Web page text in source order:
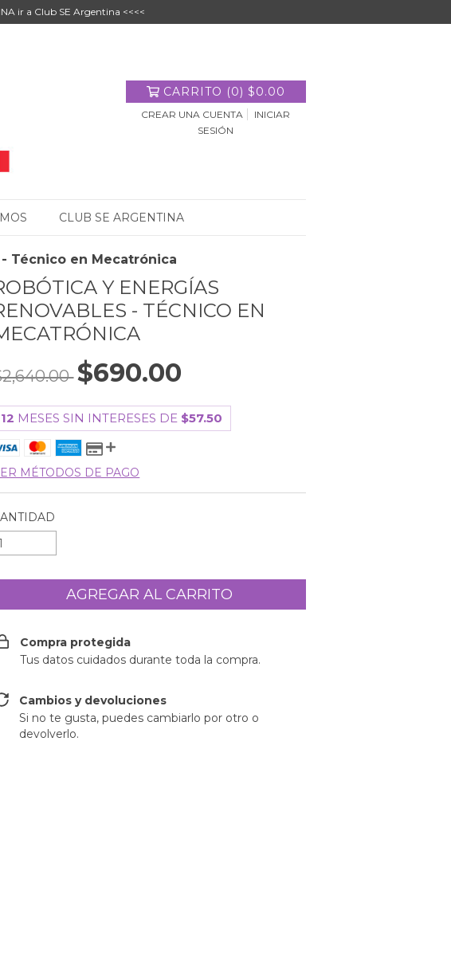
ir a Club SE Argentina <<<<
CARRITO (0) $0.00
CREAR UNA CUENTA
INICIAR
SESIÓN
CLUB SE ARGENTINA
Técnico en Mecatrónica
Y ENERGÍAS
- TÉCNICO EN
$690.00
12 MESES SIN INTERESES DE $57.50
MÉTODOS DE PAGO
Compra protegida
Tus datos cuidados durante toda la compra.
Cambios y devoluciones
Si no te gusta, puedes cambiarlo por otro o
devolverlo.